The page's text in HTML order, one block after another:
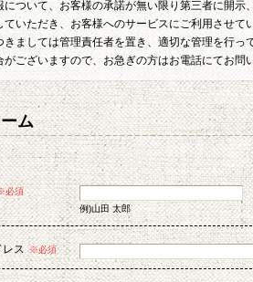
ついて、お客様の承諾が無い限り第三者に開示
いただき、お客様へのサービスにご利用させて
ましては管理責任者を置き、適切な管理を行っ
がございますので、お急ぎの方はお電話にてお
ム
必須
例)山田 太郎
レス ※必須